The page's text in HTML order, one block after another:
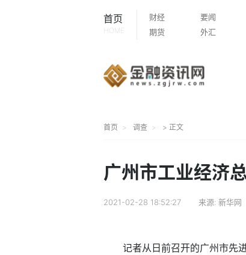
首页
HOME
财经 要闻
期货
外汇
首页 调查 > 正文
广州市工业经济
2021-02-28 18:52:27 来源: 新华网
记者从日前召开的广州市先